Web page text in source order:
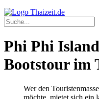
Phi Phi
Bootstour im
Wer den
möchte, mietet sich ein